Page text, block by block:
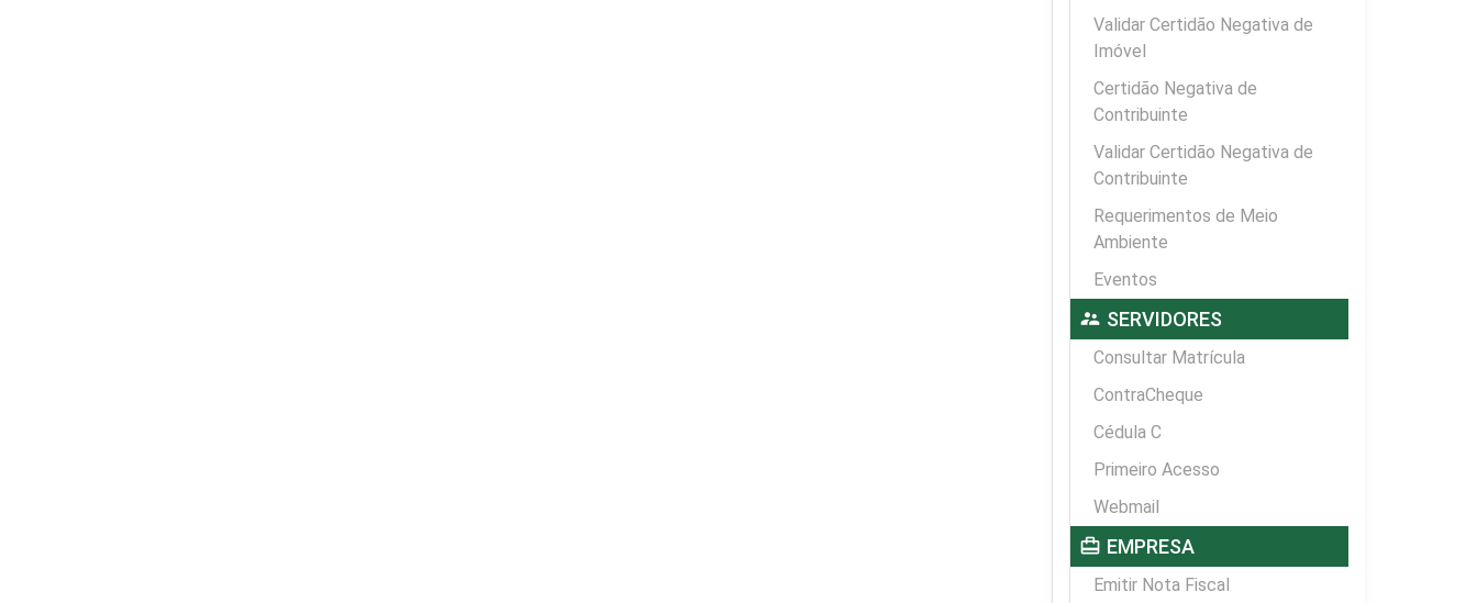
Validar Certidão Negativa de
Imóvel
Certidão Negativa de
Contribuinte
Validar Certidão Negativa de
Contribuinte
Requerimentos de Meio
Ambiente
Eventos
supervisor_account SERVIDORES
Consultar Matrícula
ContraCheque
Cédula C
Primeiro Acesso
Webmail
card_travel EMPRESA
Emitir Nota Fiscal